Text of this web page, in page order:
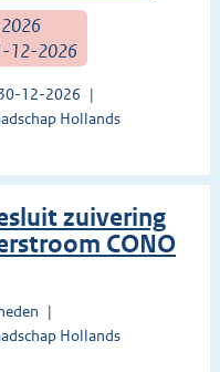
12-2026
12-2026
Hollands
zuivering
CONO
Hollands